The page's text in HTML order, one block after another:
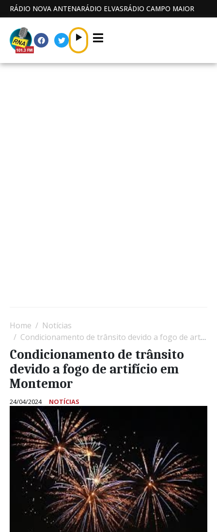
RÁDIO NOVA ANTENARÁDIO ELVASRÁDIO CAMPO MAIOR
Home
Notícias
Condicionamento de trânsito devido a fogo de artifício em Montemor
Condicionamento de trânsito
devido a fogo de artifício em
Montemor
24/04/2024 NOTÍCIAS